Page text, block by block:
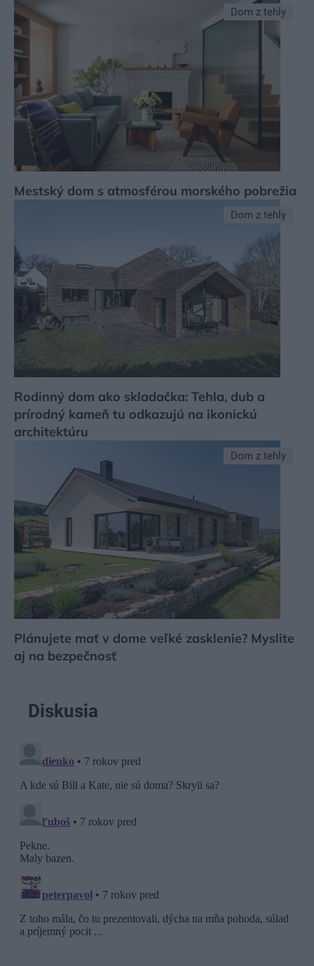
Dom z tehly
Mestský dom s atmosférou morského pobrežia
Dom z tehly
Rodinný dom ako skladačka: Tehla, dub a
prírodný kameň tu odkazujú na ikonickú
architektúru
Dom z tehly
Plánujete mať v dome veľké zasklenie? Myslite
aj na bezpečnosť
Diskusia